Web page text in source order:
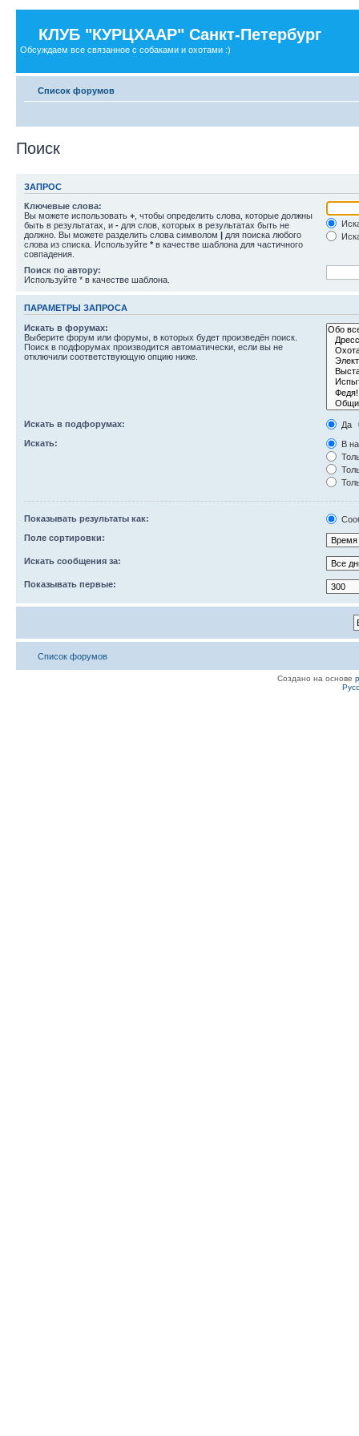
КЛУБ "КУРЦХААР" Санкт-Петербург
Обсуждаем все связанное с собаками и охотами :)
Список форумов
Поиск
ЗАПРОС
Ключевые слова:
Вы можете использовать + , чтобы определить слова, которые должны
быть в результатах, и - для слов, которых в результатах быть не
должно. Вы можете разделить слова символом | для поиска любого
слова из списка. Используйте * в качестве шаблона для частичного
совпадения.
Поиск по автору:
Используйте * в качестве шаблона.
ПАРАМЕТРЫ ЗАПРОСА
Искать в форумах:
Выберите форум или форумы, в которых будет произведён поиск.
Поиск в подфорумах производится автоматически, если вы не
отключили соответствующую опцию ниже.
Искать в подфорумах:
Да
Искать:
В
Показывать результаты как:
Поле сортировки:
Искать сообщения за:
Показывать первые:
Список форумов
Создано на основе